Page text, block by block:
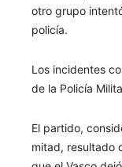
otro grupo
policía.
Los incidentes
de la Policía
El partido,
mitad, resultado